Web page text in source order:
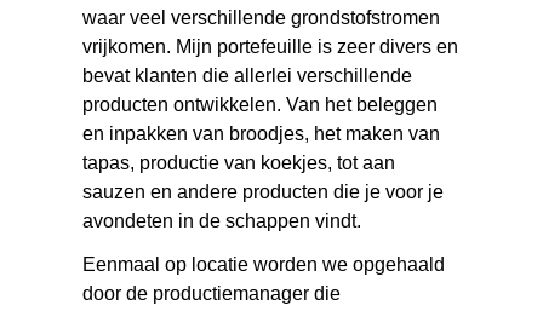
waar veel verschillende grondstofstromen
vrijkomen. Mijn portefeuille is zeer divers en
bevat klanten die allerlei verschillende
producten ontwikkelen. Van het beleggen
en inpakken van broodjes, het maken van
tapas, productie van koekjes, tot aan
sauzen en andere producten die je voor je
avondeten in de schappen vindt.
Eenmaal op locatie worden we opgehaald
door de productiemanager die